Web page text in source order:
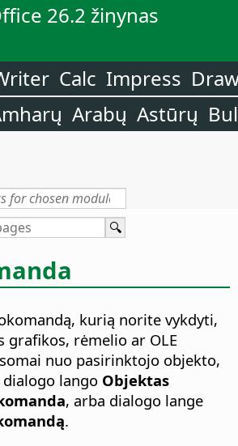
26.2 žinynas
Calc Impress
Arabų Astūrų
kurią norite vykdyti,
grafikos, rėmelio ar OLE
nuo pasirinktojo objekto,
lango Objektas
, arba dialogo lange
.